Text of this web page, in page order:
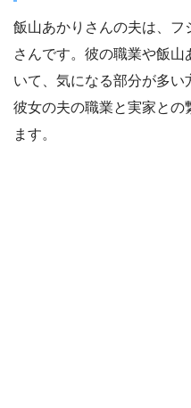
飯山あかりさんの夫は、
さんです。彼の職業や飯
いて、気になる部分が多い
彼女の夫の職業と実家との
ます。